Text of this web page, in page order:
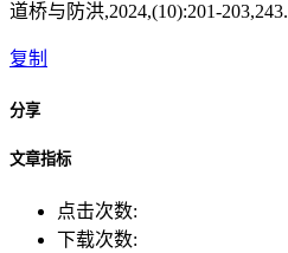
道桥与防洪,2024,(10):201-203,243.
复制
分享
文章指标
点击次数:
下载次数: